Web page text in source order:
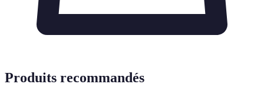
Produits recommandés